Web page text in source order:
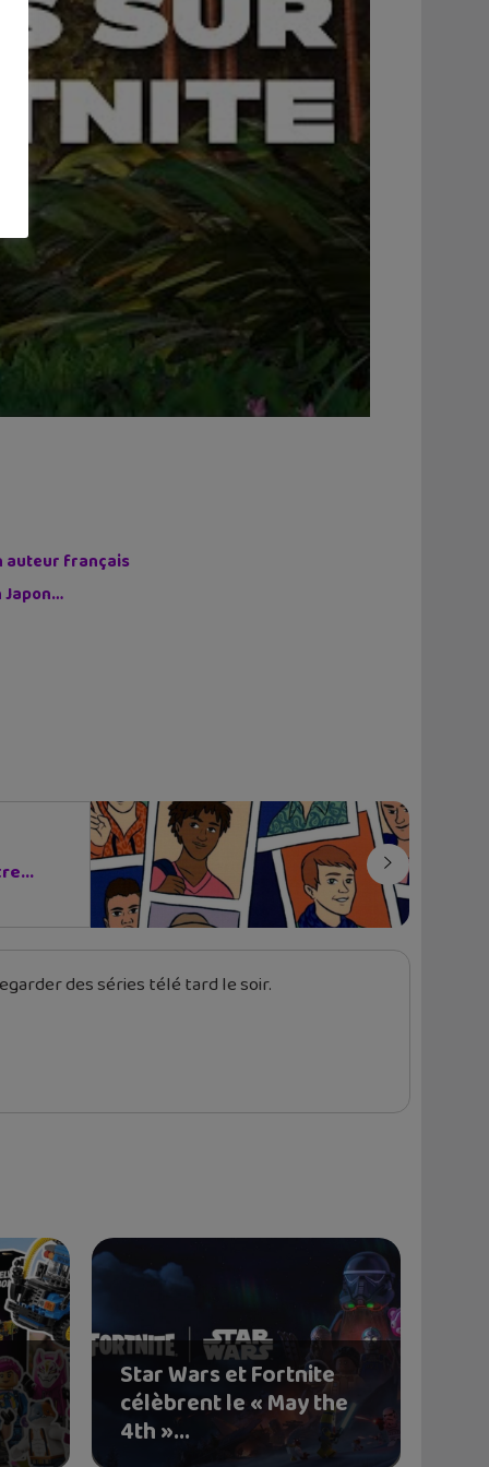
auteur français
Japon…
des séries télé tard le soir.
Star Wars et Fortnite
célèbrent le « May the
4th »...